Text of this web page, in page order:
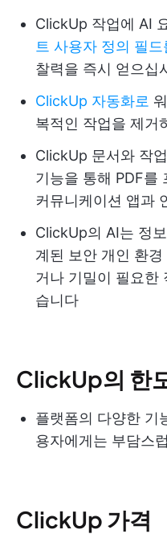
ClickUp 작업에 AI
트 사용자 정의 필드
찰력을 즉시 얻으십
ClickUp 자동화로
복적인 작업을 제거
ClickUp 문서와 작
기능을 통해 PDF를
커뮤니케이션 앱과
ClickUp의 AI는 정
계된 보안 개인 환
거나 기밀이 필요한
습니다
ClickUp의 한
플랫폼의 다양한 기
용자에게는 부담스
ClickUp 가격